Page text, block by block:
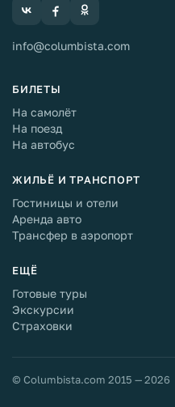
info@columbista.com
БИЛЕТЫ
На самолёт
На поезд
На автобус
ЖИЛЬЁ И ТРАНСПОРТ
Гостиницы и отели
Аренда авто
Трансфер в аэропорт
ЕЩЁ
Готовые туры
Экскурсии
Страховки
© Columbista.com 2015 — 2026